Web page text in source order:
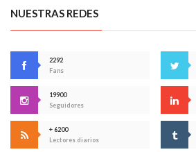
NUESTRAS REDES
2292
Fans
19900
Seguidores
+ 6200
Lectores diarios